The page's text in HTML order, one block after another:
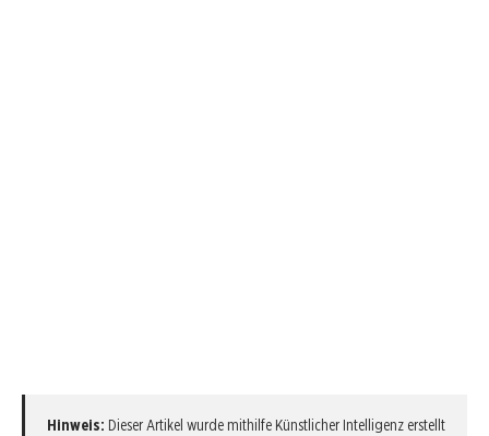
Hinweis: Dieser Artikel wurde mithilfe Künstlicher Intelligenz erstellt